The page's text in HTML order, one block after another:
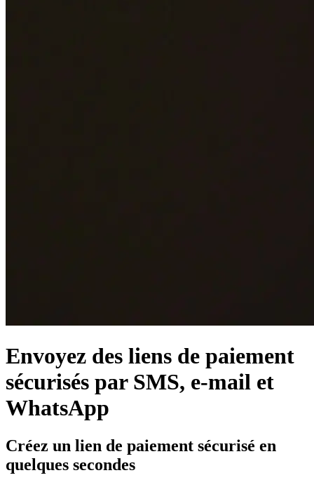
Envoyez des liens de paiement
sécurisés par SMS, e-mail et
WhatsApp
Créez un lien de paiement sécurisé en
quelques secondes